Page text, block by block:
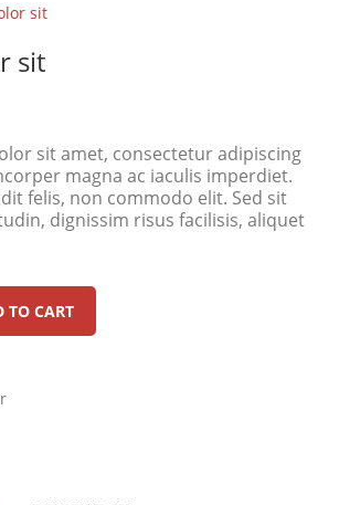
sit
sit
sit amet, consectetur adipiscing
magna ac iaculis imperdiet.
felis, non commodo elit. Sed sit
dignissim risus facilisis, aliquet
TO CART